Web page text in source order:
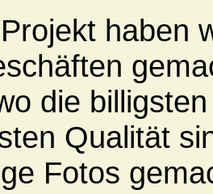
haben
die
Qualität
Fotos